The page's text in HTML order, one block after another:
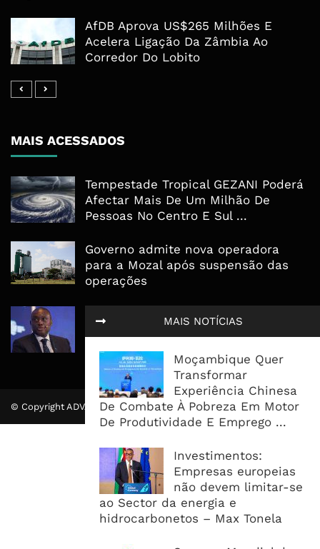
MAIS NOTÍCIAS
Moçambique Quer
Transformar
Experiência Chinesa
De Combate À Pobreza Em Motor
De Produtividade E Emprego ...
Investimentos:
Empresas europeias
não devem limitar-se
ao Sector da energia e
hidrocarbonetos – Max Tonela
AfDB Aprova US$265 Milhões E
Acelera Ligação Da Zâmbia Ao
Corredor Do Lobito
MAIS ACESSADOS
Tempestade Tropical GEZANI Poderá
Afectar Mais De Um Milhão De
Pessoas No Centro E Sul ...
Governo admite nova operadora
para a Mozal após suspensão das
operações
CEO do Standard Bank pede ao
Governo que “saia do caminho” e
© Copyright ADVALUE. Todos Direitos Reservados.